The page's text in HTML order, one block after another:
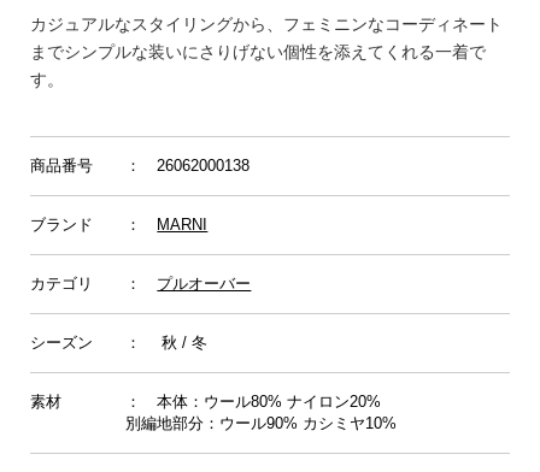
カジュアルなスタイリングから、フェミニンなコーディネート
までシンプルな装いにさりげない個性を添えてくれる一着で
す。
商品番号 ： 26062000138
ブランド ： MARNI
カテゴリ ： プルオーバー
シーズン ： 秋 / 冬
素材
： 本体：ウール80% ナイロン20%
別編地部分：ウール90% カシミヤ10%